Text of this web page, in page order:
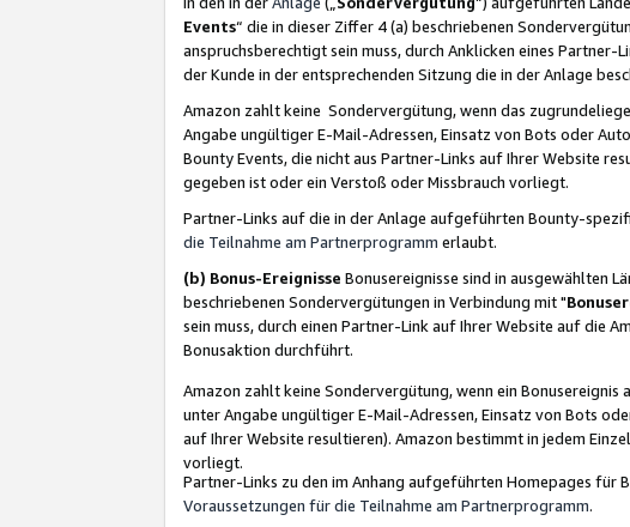
Events“ die in dieser Ziffer 4 (a) beschriebenen
anspruchsberechtigt sein muss, durch Anklicken eines
der Kunde in der entsprechenden Sitzung die in der Anlage
Amazon zahlt keine Sondervergütung, wenn das
Angabe ungültiger E-Mail-Adressen, Einsatz von Bots oder
Bounty Events, die nicht aus Partner-Links auf Ihrer Website
gegeben ist oder ein Verstoß oder Missbrauch vorliegt.
Partner-Links auf die in der Anlage aufgeführten Bounty-
die Teilnahme am Partnerprogramm erlaubt.
(b) Bonus-Ereignisse Bonusereignisse sind in ausgewählten
beschriebenen Sondervergütungen in Verbindung mit "
sein muss, durch einen Partner-Link auf Ihrer Website auf die
Bonusaktion durchführt.
Amazon zahlt keine Sondervergütung, wenn ein
unter Angabe ungültiger E-Mail-Adressen, Einsatz von Bots
auf Ihrer Website resultieren). Amazon bestimmt in jedem
vorliegt.
Partner-Links zu den im Anhang aufgeführten Homepages für
Voraussetzungen für die Teilnahme am Partnerprogramm.